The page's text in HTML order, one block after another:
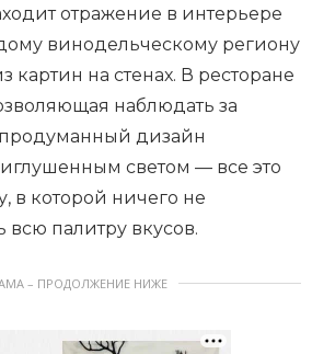
отражение в интерьере
винодельческому региону
картин на стенах. В ресторане
наблюдать за
дизайн
светом — все это
в которой ничего не
палитру вкусов.
– ПРОДОЛЖЕНИЕ НИЖЕ